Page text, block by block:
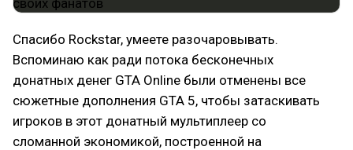
Спасибо Rockstar, умеете разочаровывать.
Вспоминаю как ради потока бесконечных
донатных денег GTA Online были отменены все
сюжетные дополнения GTA 5, чтобы затаскивать
игроков в этот донатный мультиплеер со
сломанной экономикой, построенной на